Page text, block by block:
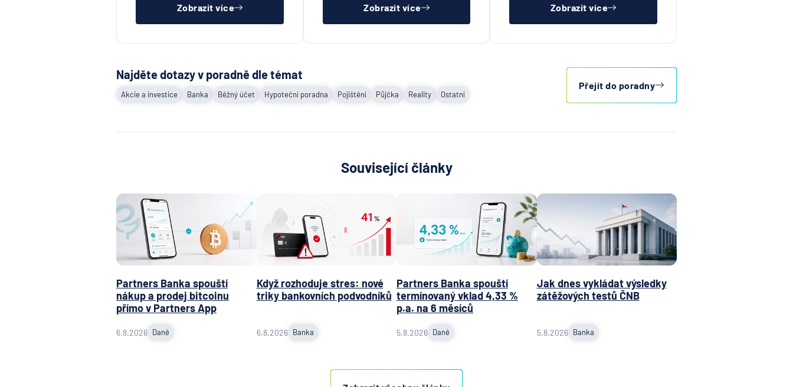
Zobrazit více Zobrazit více Zobrazit více
Najděte dotazy v poradně dle témat
Akcie a investice Banka Běžný účet Hypoteční poradna Pojištění Půjčka Reality Ostatní
Přejít do poradny
Související články
Partners Banka spouští
nákup a prodej bitcoinu
přímo v Partners App
6.8.2026 Daně
Když rozhoduje stres: nové
triky bankovních podvodníků
6.8.2026 Banka
Partners Banka spouští
termínovaný vklad 4,33 %
p.a. na 6 měsíců
5.8.2026 Daně
Jak dnes vykládat výsledky
zátěžových testů ČNB
5.8.2026 Banka